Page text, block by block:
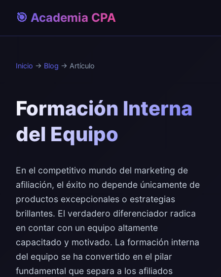
🎯 Academia CPA
Inicio → Blog → Artículo
Formación Interna
del Equipo
En el competitivo mundo del marketing de
afiliación, el éxito no depende únicamente de
productos excepcionales o estrategias
brillantes. El verdadero diferenciador radica
en contar con un equipo altamente
capacitado y motivado. La formación interna
del equipo se ha convertido en el pilar
fundamental que separa a los afiliados